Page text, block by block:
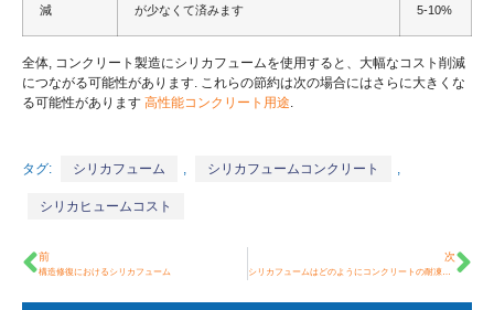
減
が少なくて済みます
5-10%
全体, コンクリート製造にシリカフュームを使用すると、大幅なコスト削減
につながる可能性があります. これらの節約は次の場合にはさらに大きくな
る可能性があります 高性能コンクリート用途
タグ: シリカフューム , シリカフュームコンクリート ,
シリカヒュームコスト
前
構造修復におけるシリカフューム
次
シリカフュームはどのようにコンクリートの耐凍性を向上させるのか?